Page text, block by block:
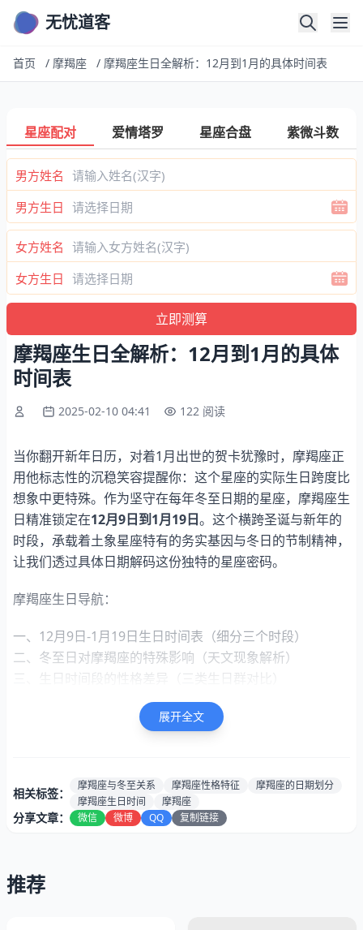
无忧道客
首页 / 摩羯座 / 摩羯座生日全解析：12月到1月的具体时间表
星座配对 爱情塔罗 星座合盘 紫微斗数
男方姓名
男方生日
女方姓名
女方生日
摩羯座生日全解析：12月到1月的具体
时间表
2025-02-10 04:41 122 阅读
当你翻开新年日历，对着1月出世的贺卡犹豫时，摩羯座正
用他标志性的沉稳笑容提醒你：这个星座的实际生日跨度比
想象中更特殊。作为坚守在每年冬至日期的星座，摩羯座生
日精准锁定在12月9日到1月19日。这个横跨圣诞与新年的
时段，承载着土象星座特有的务实基因与冬日的节制精神，
让我们透过具体日期解码这份独特的星座密码。
摩羯座生日导航：
一、12月9日-1月19日生日时间表（细分三个时段）
二、冬至日对摩羯座的特殊影响（天文现象解析）
三、生日时间段的性格差异（三类生日群对比）
四、摩羯座与射手座的交叠争议（12月9日之谜）
五、精确查询生日星座工具推荐（三种验证方法）
根据国际天文学联合会星座日期标准，摩羯座准确生日范围
包含三个关键阶段：
12月9日-31日
1月1日-10日
展开全文
相关标签：
摩羯座与冬至关系 摩羯座性格特征
摩羯座的日期划分
摩羯座生日时间
摩羯座
分享文章： 微信 微博 QQ 复制链接
推荐